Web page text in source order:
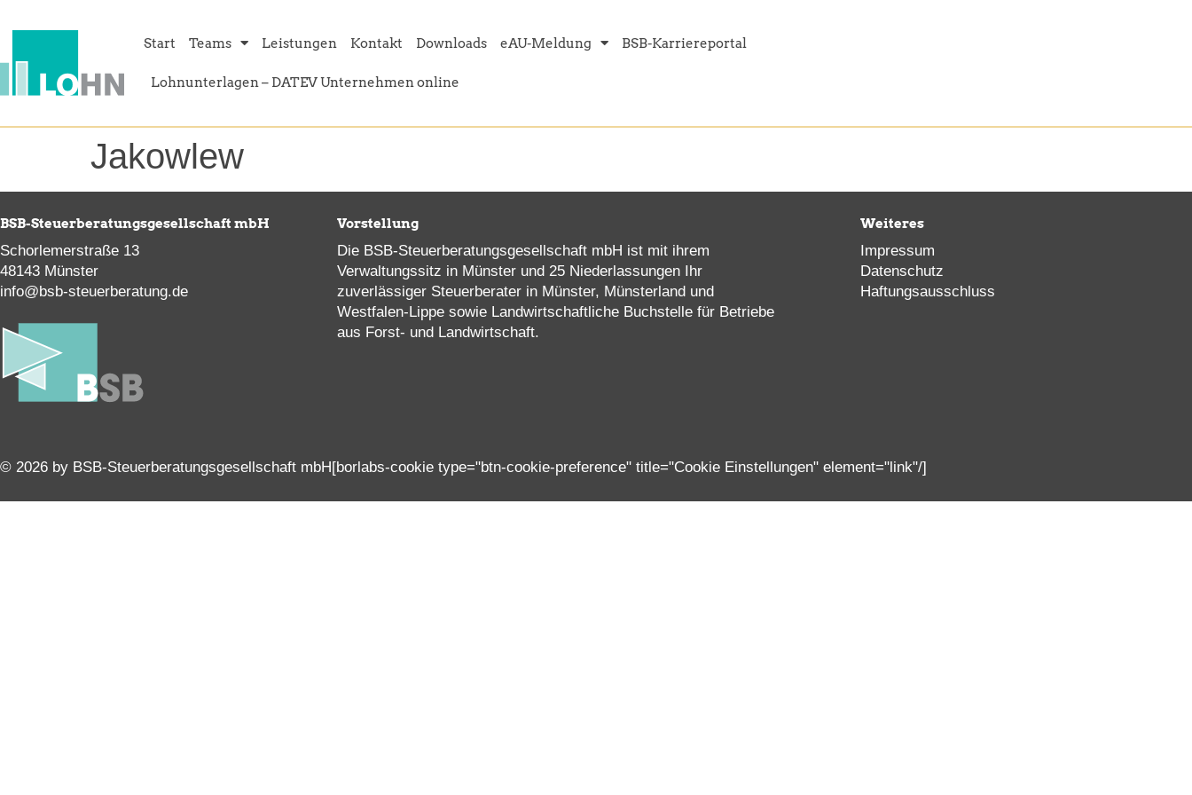
Start Teams Leistungen Kontakt Downloads eAU-Meldung BSB-Karriereportal
Lohnunterlagen – DATEV Unternehmen online
Jakowlew
BSB-Steuerberatungsgesellschaft mbH
Schorlemerstraße 13
48143 Münster
info@bsb-steuerberatung.de
Vorstellung
Die BSB-Steuerberatungsgesellschaft mbH ist mit ihrem
Verwaltungssitz in Münster und 25 Niederlassungen Ihr
zuverlässiger Steuerberater in Münster, Münsterland und
Westfalen-Lippe sowie Landwirtschaftliche Buchstelle für Betriebe
aus Forst- und Landwirtschaft.
Weiteres
Impressum
Datenschutz
Haftungsausschluss
© 2026 by BSB-Steuerberatungsgesellschaft mbH[borlabs-cookie type="btn-cookie-preference" title="Cookie Einstellungen" element="link"/]